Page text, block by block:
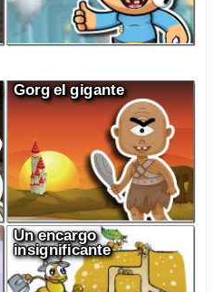
Gorg el gigante
Un encargo
insignificante